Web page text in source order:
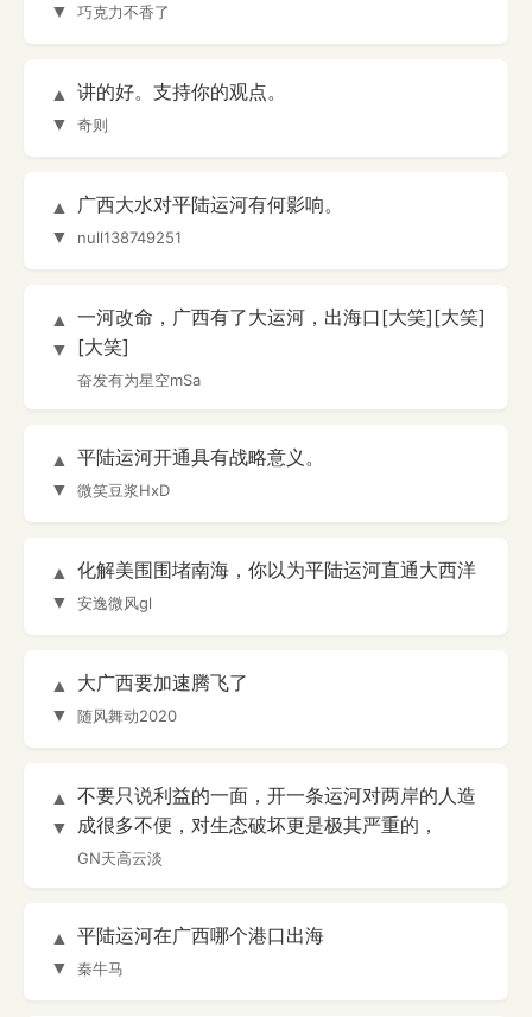
▼
巧克力不香了
▲
▼
讲的好。支持你的观点。
奇则
▲
▼
广西大水对平陆运河有何影响。
null138749251
▲
▼
一河改命，广西有了大运河，出海口[大笑][大笑]
[大笑]
奋发有为星空mSa
▲
▼
平陆运河开通具有战略意义。
微笑豆浆HxD
▲
▼
化解美围围堵南海，你以为平陆运河直通大西洋
安逸微风gl
▲
▼
大广西要加速腾飞了
随风舞动2020
▲
▼
不要只说利益的一面，开一条运河对两岸的人造
成很多不便，对生态破坏更是极其严重的，
GN天高云淡
▲
▼
平陆运河在广西哪个港口出海
秦牛马